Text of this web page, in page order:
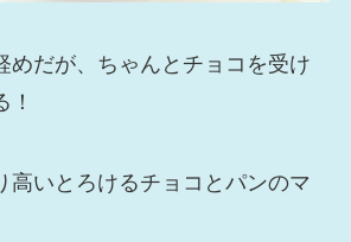
めだが、ちゃんとチョコを受け
高いとろけるチョコとパンのマ